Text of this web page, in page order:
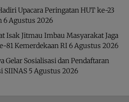
Upacara Peringatan HUT ke-23
6 Agustus 2026
Isak Jitmau Imbau Masyarakat Jaga
81 Kemerdekaan RI 6 Agustus 2026
Gelar Sosialisasi dan Pendaftaran
SIINAS 5 Agustus 2026